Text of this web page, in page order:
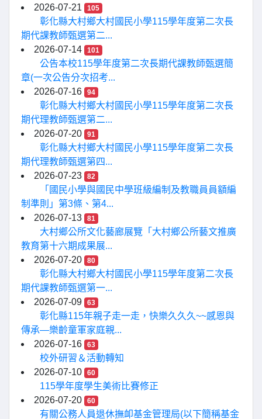
2026-07-21
105
彰化縣大村鄉大村國民小學115學年度第二次長
期代課教師甄選第二...
2026-07-14
101
公告本校115學年度第二次長期代課教師甄選簡
章(一次公告分次招考...
2026-07-16
94
彰化縣大村鄉大村國民小學115學年度第二次長
期代理教師甄選第二...
2026-07-20
91
彰化縣大村鄉大村國民小學115學年度第二次長
期代理教師甄選第四...
2026-07-23
82
「國民小學與國民中學班級編制及教職員員額編
制準則」第3條、第4...
2026-07-13
81
大村鄉公所文化藝廊展覽「大村鄉公所藝文推廣
教育第十六期成果展...
2026-07-20
80
彰化縣大村鄉大村國民小學115學年度第二次長
期代課教師甄選第一...
2026-07-09
63
彰化縣115年親子走一走，快樂久久久~~感恩與
傳承—樂齡童軍家庭親...
2026-07-16
63
校外研習＆活動轉知
2026-07-10
60
115學年度學生美術比賽修正
2026-07-20
60
有關公務人員退休撫卹基金管理局(以下簡稱基金